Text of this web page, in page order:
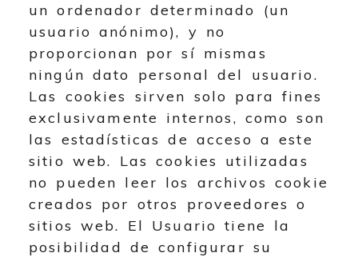
un ordenador determinado (un
usuario anónimo), y no
proporcionan por sí mismas
ningún dato personal del usuario.
Las cookies sirven solo para fines
exclusivamente internos, como son
las estadísticas de acceso a este
sitio web. Las cookies utilizadas
no pueden leer los archivos cookie
creados por otros proveedores o
sitios web. El Usuario tiene la
posibilidad de configurar su